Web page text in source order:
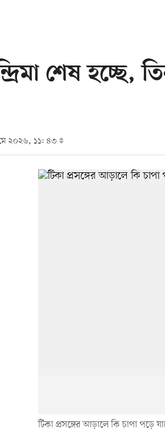
শেষ হচ্ছে,
২০২৬, ১১: ৪৩
টিকা প্রসঙ্গের আড়ালে কি চাপা পড়ে